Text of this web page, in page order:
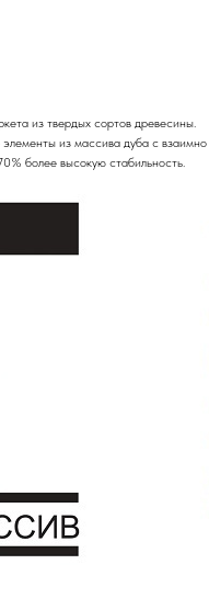
из твердых сортов древесины.
из массива дуба с взаимно
более высокую стабильность.